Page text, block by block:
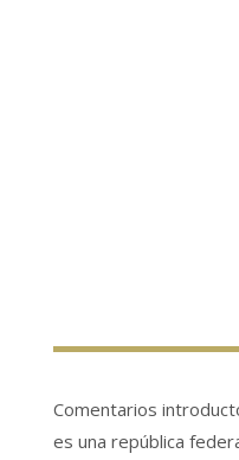
Comentarios
es una república